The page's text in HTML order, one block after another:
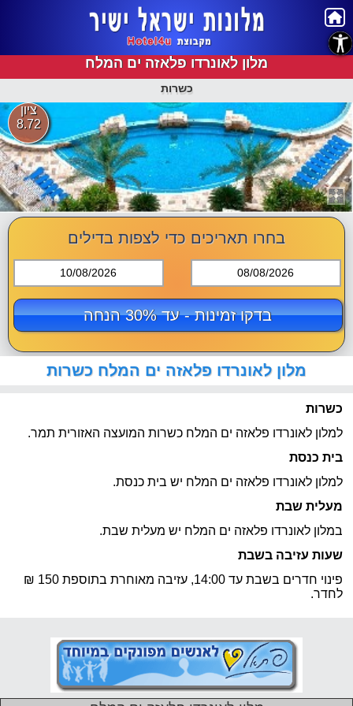
מלון לאונרדו פלאזה ים המלח
כשרות
ציון
8.72
בחרו תאריכים כדי לצפות בדילים
10/08/2026 08/08/2026
בדקו זמינות - עד 30% הנחה
מלון לאונרדו פלאזה ים המלח כשרות
כשרות
למלון לאונרדו פלאזה ים המלח כשרות המועצה האזורית תמר.
בית כנסת
למלון לאונרדו פלאזה ים המלח יש בית כנסת.
מעלית שבת
במלון לאונרדו פלאזה ים המלח יש מעלית שבת.
שעות עזיבה בשבת
פינוי חדרים בשבת עד 14:00, עזיבה מאוחרת בתוספת 150 ₪
לחדר.
נגישות